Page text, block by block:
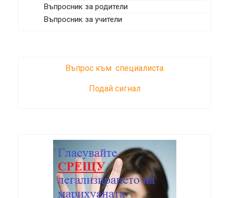
Въпросник за родители
Въпросник за учители
Въпрос към специалиста
Подай сигнал